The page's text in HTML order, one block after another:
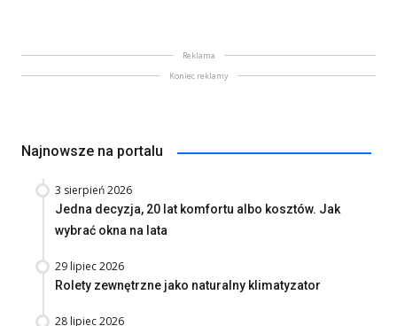
Reklama
Koniec reklamy
Najnowsze na portalu
3 sierpień 2026
Jedna decyzja, 20 lat komfortu albo kosztów. Jak
wybrać okna na lata
29 lipiec 2026
Rolety zewnętrzne jako naturalny klimatyzator
28 lipiec 2026